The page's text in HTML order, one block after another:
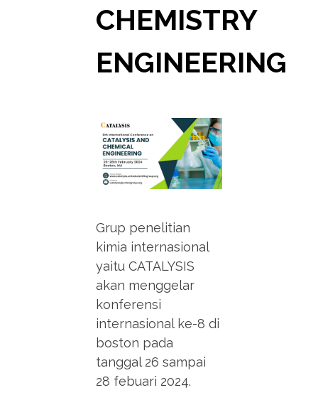
CHEMISTRY
ENGINEERING
Grup penelitian
kimia internasional
yaitu CATALYSIS
akan menggelar
konferensi
internasional ke-8 di
boston pada
tanggal 26 sampai
28 febuari 2024.